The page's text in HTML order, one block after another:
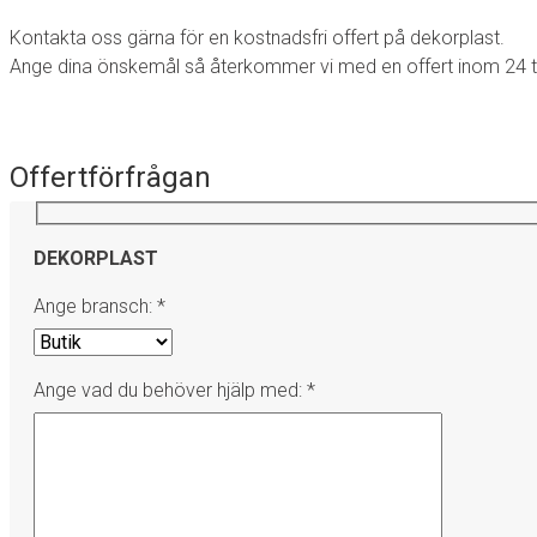
Kontakta oss gärna för en kostnadsfri offert på dekorplast.
Ange dina önskemål så återkommer vi med en offert inom 24
Offertförfrågan
DEKORPLAST
Ange bransch: *
Ange vad du behöver hjälp med: *